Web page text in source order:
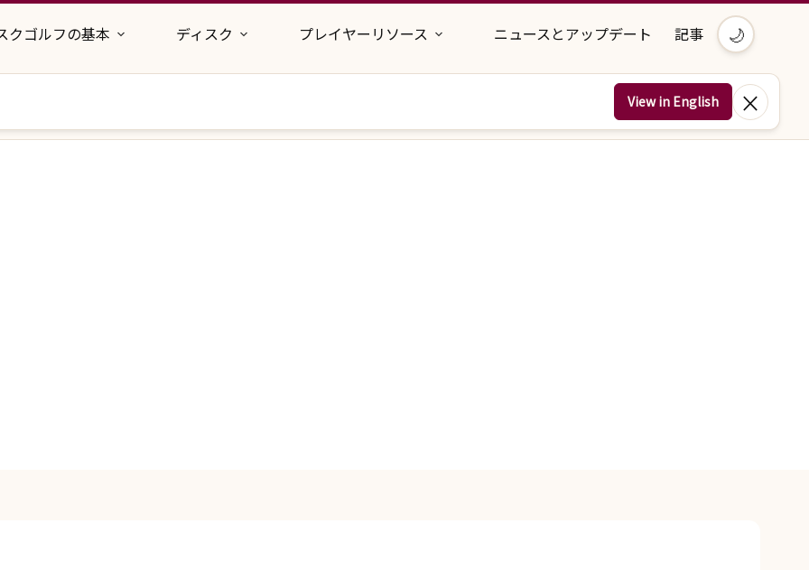
クゴルフの基本 ディスク プレイヤーリソース ニュースとアップデート 記事 🌙
View in English ×